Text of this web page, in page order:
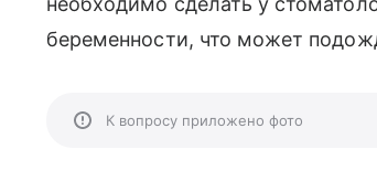
беременности, что может
К вопросу приложено фото